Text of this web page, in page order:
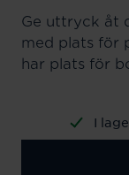
Ge uttryck åt
med plats för
har plats för
I